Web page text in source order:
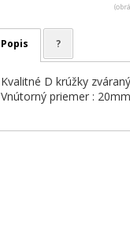
Popis ?
Kvalitné D krúžky
Vnútorný priemer :